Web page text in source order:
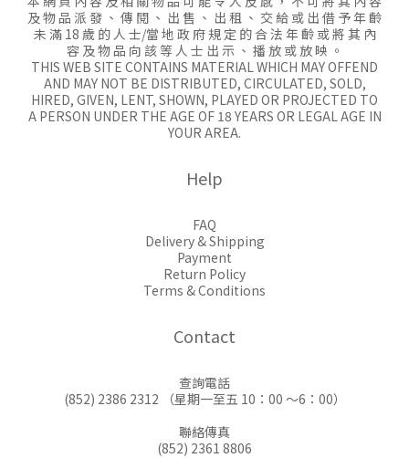
及 物 品 派 發 、 傳 閱 、 出 售 、 出 租 、 交 給 或 出 借 予 年 齡
未 滿 18 歲 的 人 士/當 地 政 府 規 定 的 合 法 年 齡 或 將 其 內
容 及 物 品 向 該 等 人 士 出 示 、 播 放 或 放 映 。
THIS WEB SITE CONTAINS MATERIAL WHICH MAY OFFEND
AND MAY NOT BE DISTRIBUTED, CIRCULATED, SOLD,
HIRED, GIVEN, LENT, SHOWN, PLAYED OR PROJECTED TO
A PERSON UNDER THE AGE OF 18 YEARS OR LEGAL AGE IN
YOUR AREA.
Help
FAQ
Delivery & Shipping
Payment
Return Policy
Terms & Conditions
Contact
查詢電話
(852) 2386 2312 （星期一至五 10：00 ～6：00）
聯絡傳真
(852) 2361 8806